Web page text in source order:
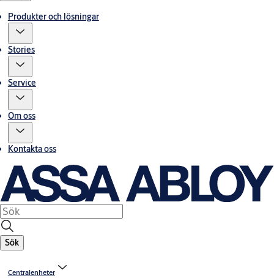
Produkter och lösningar
Stories
Service
Om oss
Kontakta oss
Sök
Centralenheter